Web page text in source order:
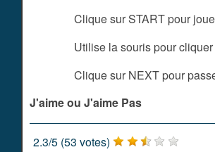
Clique sur START pour
Utilise la souris pour
Clique sur NEXT pour
J'aime ou J'aime Pas
2.3/5 (53 votes)